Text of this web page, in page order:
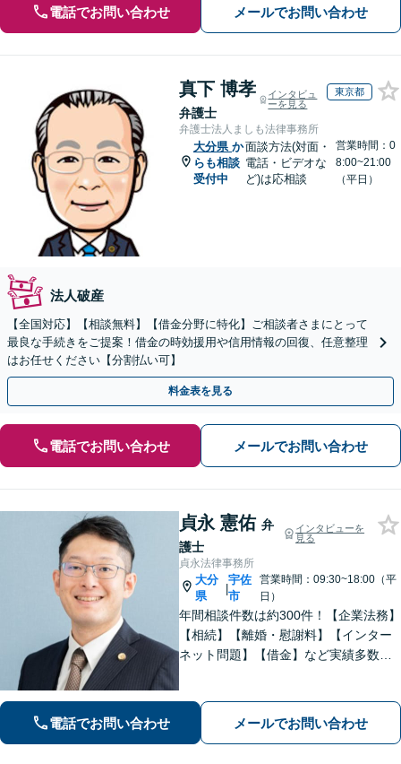
電話でお問い合わせ メールでお問い合わせ
真下 博孝
弁護士
インタビュ
ーを見る
東京都
弁護士法人ましも法律事務所
大分県 か
らも相談
受付中
面談方法(対面・
電話・ビデオな
ど)は応相談
営業時間：0
8:00~21:00
（平日）
法人破産
【全国対応】【相談無料】【借金分野に特化】ご相談者さまにとって
最良な手続きをご提案！借金の時効援用や信用情報の回復、任意整理
はお任せください【分割払い可】
料金表を見る
電話でお問い合わせ メールでお問い合わせ
貞永 憲佑 弁
護士
インタビューを
見る
貞永法律事務所
大分
県
|
宇佐
市
営業時間：09:30~18:00（平
日）
年間相談件数は約300件！【企業法務】
【相続】【離婚・慰謝料】【インター
ネット問題】【借金】など実績多数。
がけております。【感謝の声も多数】
電話でお問い合わせ メールでお問い合わせ